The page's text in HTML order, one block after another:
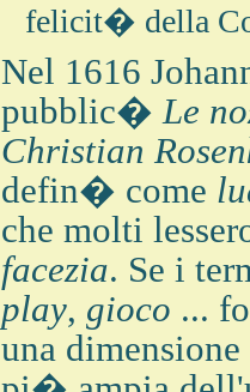
felicit� della
Nel 1616
pubblic�Le
Christian
defin� come
che molti
facezia. Se i
play, gioco ...
una